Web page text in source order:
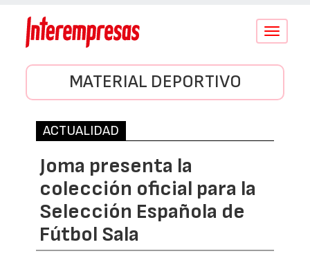
Conmutar
MATERIAL DEPORTIVO
ACTUALIDAD
Joma presenta la
colección oficial para la
Selección Española de
Fútbol Sala